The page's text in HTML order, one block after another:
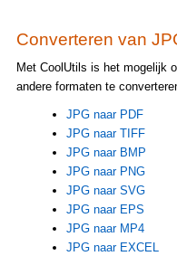
Converteren van
Met CoolUtils is het mogelijk
andere formaten te
JPG naar PDF
JPG naar TIFF
JPG naar BMP
JPG naar PNG
JPG naar SVG
JPG naar EPS
JPG naar MP4
JPG naar EXCEL